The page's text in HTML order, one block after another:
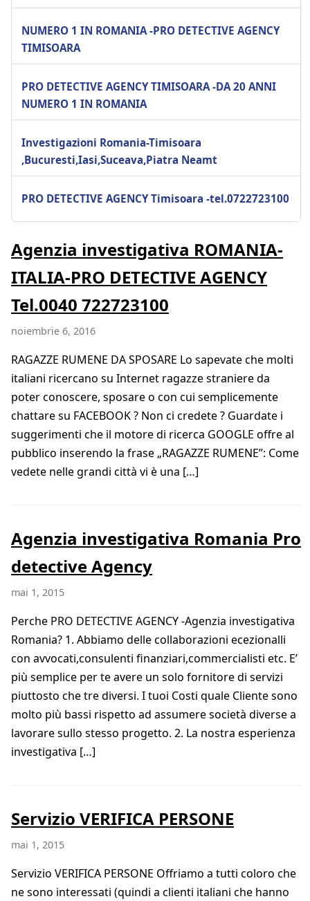
NUMERO 1 IN ROMANIA -PRO DETECTIVE AGENCY
TIMISOARA
PRO DETECTIVE AGENCY TIMISOARA -DA 20 ANNI
NUMERO 1 IN ROMANIA
Investigazioni Romania-Timisoara
,Bucuresti,Iasi,Suceava,Piatra Neamt
PRO DETECTIVE AGENCY Timisoara -tel.0722723100
Agenzia investigativa ROMANIA-
ITALIA-PRO DETECTIVE AGENCY
Tel.0040 722723100
noiembrie 6, 2016
RAGAZZE RUMENE DA SPOSARE Lo sapevate che molti
italiani ricercano su Internet ragazze straniere da
poter conoscere, sposare o con cui semplicemente
chattare su FACEBOOK ? Non ci credete ? Guardate i
suggerimenti che il motore di ricerca GOOGLE offre al
pubblico inserendo la frase „RAGAZZE RUMENE”: Come
vedete nelle grandi città vi è una […]
Agenzia investigativa Romania Pro
detective Agency
mai 1, 2015
Perche PRO DETECTIVE AGENCY -Agenzia investigativa
Romania? 1. Abbiamo delle collaborazioni ecezionalli
con avvocati,consulenti finanziari,commercialisti etc. E’
più semplice per te avere un solo fornitore di servizi
piuttosto che tre diversi. I tuoi Costi quale Cliente sono
molto più bassi rispetto ad assumere società diverse a
lavorare sullo stesso progetto. 2. La nostra esperienza
investigativa […]
Servizio VERIFICA PERSONE
mai 1, 2015
Servizio VERIFICA PERSONE Offriamo a tutti coloro che
ne sono interessati (quindi a clienti italiani che hanno